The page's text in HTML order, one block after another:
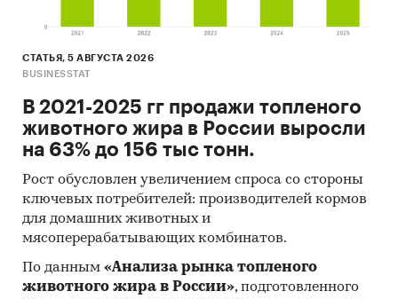
СТАТЬЯ, 5 АВГУСТА 2026
BUSINESSTAT
В 2021-2025 гг продажи топленого
животного жира в России выросли
на 63% до 156 тыс тонн.
Рост обусловлен увеличением спроса со стороны
ключевых потребителей: производителей кормов
для домашних животных и
мясоперерабатывающих комбинатов.
По данным «Анализа рынка топленого
животного жира в России», подготовленного